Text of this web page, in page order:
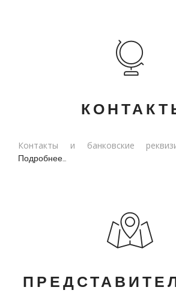
Контакты и банковские
Подробнее...